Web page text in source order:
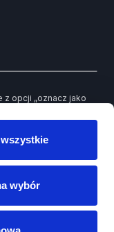
wybór
opcji „oznacz jako